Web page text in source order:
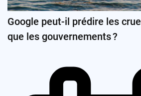
Google peut-il prédire les
que les gouvernements ?